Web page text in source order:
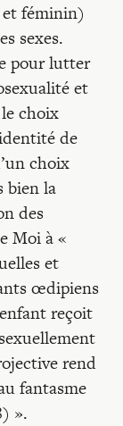
féminin)
sexes.
pour lutter
et
choix
de
choix
bien la
des
Moi à «
et
œdipiens
reçoit
rend
fantasme
».